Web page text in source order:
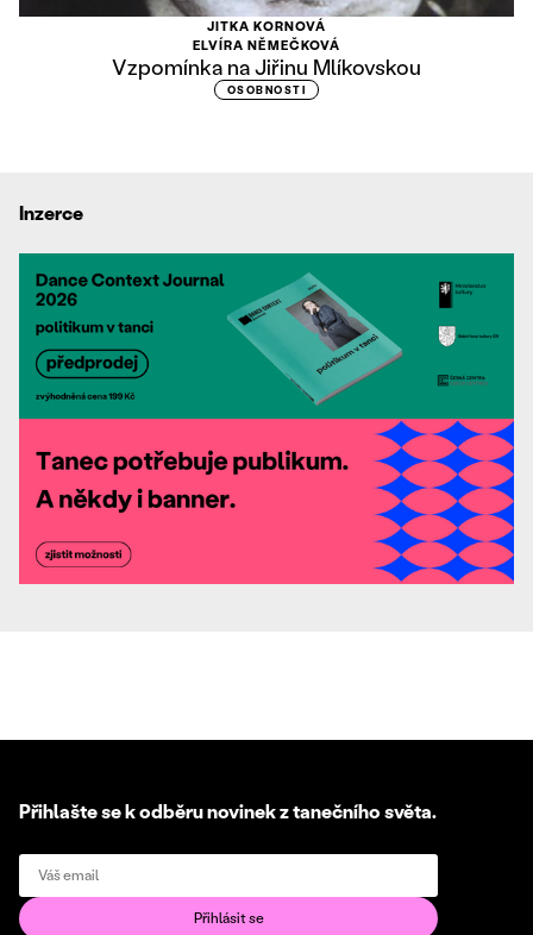
JITKA KORNOVÁ
ELVÍRA NĚMEČKOVÁ
Vzpomínka na Jiřinu Mlíkovskou
OSOBNOSTI
Inzerce
Přihlašte se k odběru novinek z tanečního světa.